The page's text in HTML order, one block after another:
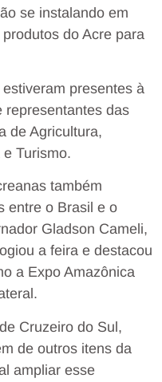
se instalando em
do Acre para
presentes à
representantes das
de Agricultura,
Turismo.
também
entre o Brasil e o
Gladson Cameli,
a feira e destacou
a Expo Amazônica
Cruzeiro do Sul,
de outros itens da
ampliar esse